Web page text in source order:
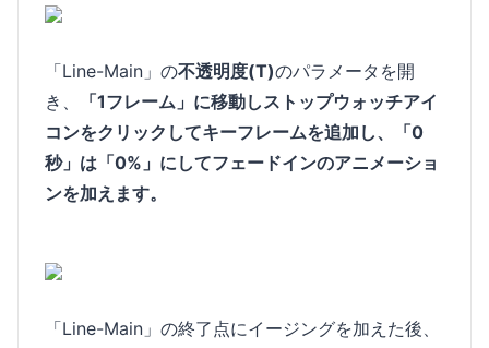
「Line-Main」の不透明度(T)のパラメータを開
き、
「1フレーム」に移動しストップウォッチアイ
コンをクリックしてキーフレームを追加し、「0
秒」は「0%」にしてフェードインのアニメーショ
ンを加えます。
「Line-Main」の終了点にイージングを加えた後、